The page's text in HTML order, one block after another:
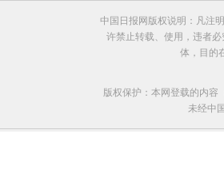
中国日报网版权说明：凡注
许禁止转载、使用，违者
体，目的
版权保护：本网登载的内容
未经中